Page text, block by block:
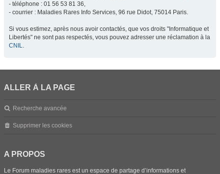
- téléphone : 01 56 53 81 36,
- courrier : Maladies Rares Info Services, 96 rue Didot, 75014 Paris.
Si vous estimez, après nous avoir contactés, que vos droits "Informatique et
Libertés" ne sont pas respectés, vous pouvez adresser une réclamation à la
CNIL.
ALLER À LA PAGE
Recherche avancée
Supprimer les cookies
A PROPOS
Le Forum maladies rares est un espace de partage d’informations et